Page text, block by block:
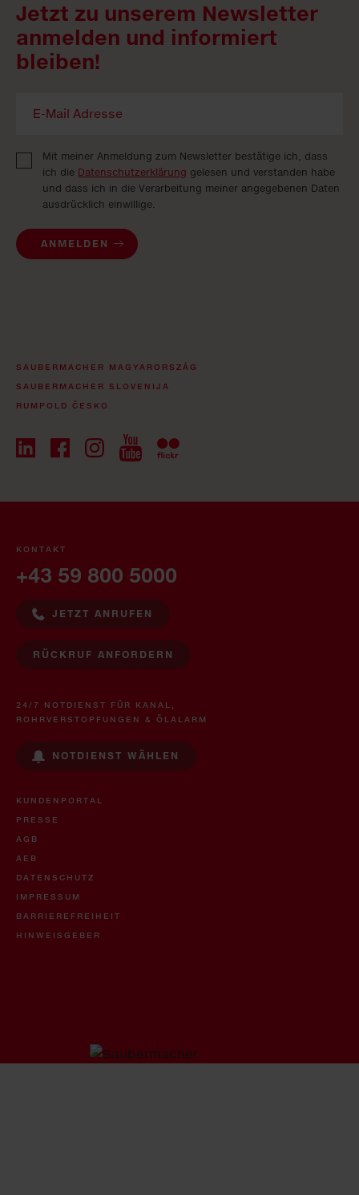
Jetzt zu unserem Newsletter
anmelden und informiert
bleiben!
Mit meiner Anmeldung zum Newsletter bestätige ich, dass
ich die Datenschutzerklärung gelesen und verstanden habe
und dass ich in die Verarbeitung meiner angegebenen Daten
ausdrücklich einwillige.
ANMELDEN
SAUBERMACHER MAGYARORSZÁG
SAUBERMACHER SLOVENIJA
RUMPOLD ČESKO
KONTAKT
+43 59 800 5000
JETZT ANRUFEN
RÜCKRUF ANFORDERN
24/7 NOTDIENST FÜR KANAL,
ROHRVERSTOPFUNGEN & ÖLALARM
NOTDIENST WÄHLEN
KUNDENPORTAL
PRESSE
AGB
AEB
DATENSCHUTZ
IMPRESSUM
BARRIEREFREIHEIT
HINWEISGEBER